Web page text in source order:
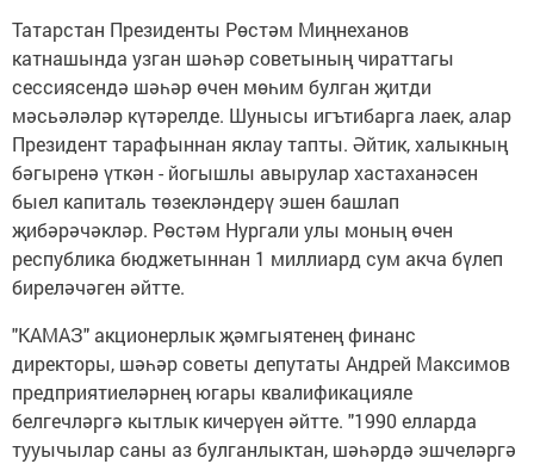
Татарстан Президенты Рөстәм Миңнеханов
катнашында узган шәһәр советының чираттагы
сессиясендә шәһәр өчен мөһим булган җитди
мәсьәләләр күтәрелде. Шунысы игътибарга лаек, алар
Президент тарафыннан яклау тапты. Әйтик, халыкның
бәгыренә үткән - йогышлы авырулар хастаханәсен
быел капиталь төзекләндерү эшен башлап
җибәрәчәкләр. Рөстәм Нургали улы моның өчен
республика бюджетыннан 1 миллиард сум акча бүлеп
биреләчәген әйтте.
"КАМАЗ" акционерлык җәмгыятенең финанс
директоры, шәһәр советы депутаты Андрей Максимов
предприятиеләрнең югары квалификацияле
белгечләргә кытлык кичерүен әйтте. "1990 елларда
тууычылар саны аз булганлыктан, шәһәрдә эшчеләргә